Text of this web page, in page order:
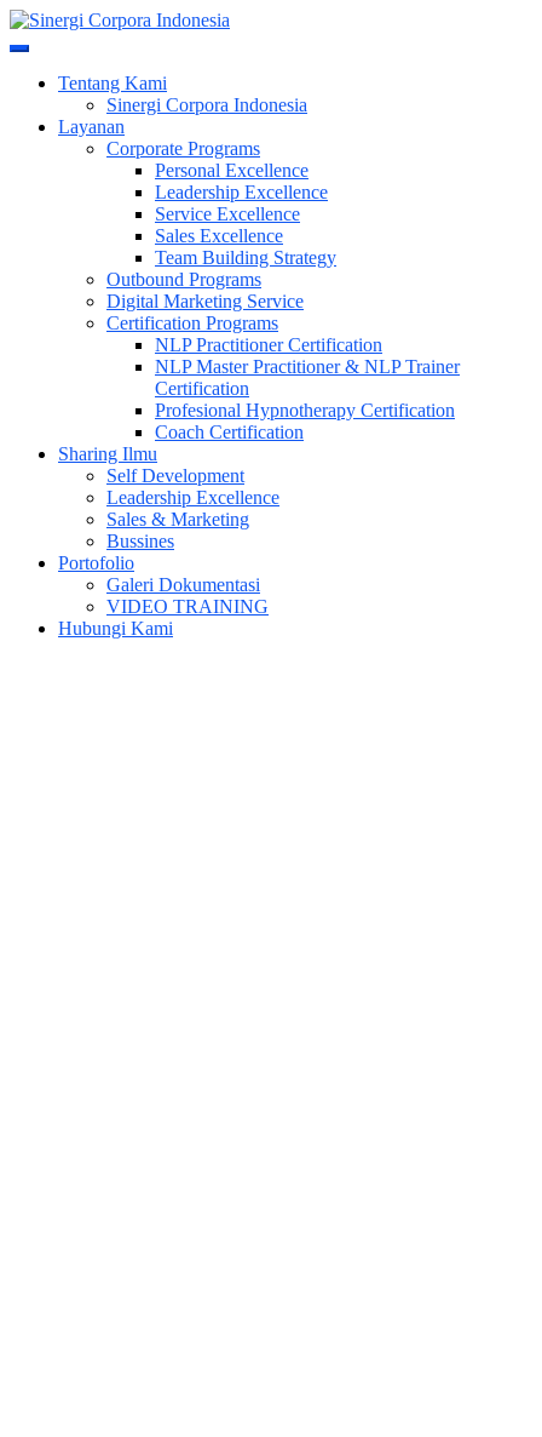
Skip
to
Sinergi Corpora Indonesia
Tentang Kami
Sinergi Corpora Indonesia
Layanan
Corporate Programs
Personal Excellence
Leadership Excellence
Service Excellence
Sales Excellence
Team Building Strategy
Outbound Programs
Digital Marketing Service
Certification Programs
NLP Practitioner Certification
NLP Master Practitioner & NLP Trainer
Certification
Profesional Hypnotherapy Certification
Coach Certification
Sharing Ilmu
Self Development
Leadership Excellence
Sales & Marketing
Bussines
Portofolio
Galeri Dokumentasi
VIDEO TRAINING
Hubungi Kami